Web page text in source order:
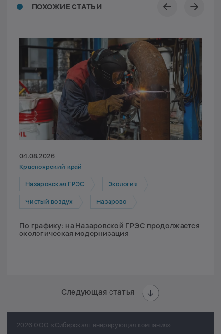
ПОХОЖИЕ СТАТЬИ
04.08.2026
Красноярский край
Назаровская ГРЭС Экология
Чистый воздух Назарово
По графику: на Назаровской ГРЭС продолжается
экологическая модернизация
Следующая статья
2026 ООО «Сибирская генерирующая компания»